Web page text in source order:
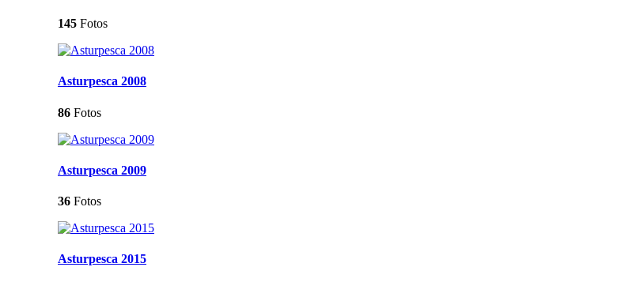
145 Fotos
Asturpesca 2008
86 Fotos
Asturpesca 2009
36 Fotos
Asturpesca 2015